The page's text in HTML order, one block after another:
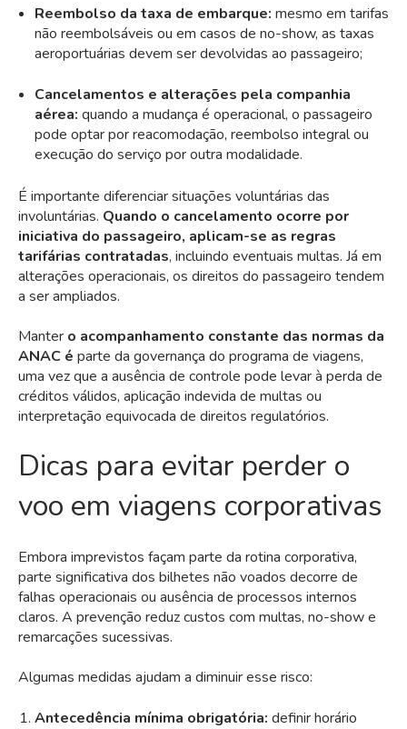
Reembolso da taxa de embarque: mesmo em tarifas
não reembolsáveis ou em casos de no-show, as taxas
aeroportuárias devem ser devolvidas ao passageiro;
Cancelamentos e alterações pela companhia
aérea: quando a mudança é operacional, o passageiro
pode optar por reacomodação, reembolso integral ou
execução do serviço por outra modalidade.
É importante diferenciar situações voluntárias das
involuntárias. Quando o cancelamento ocorre por
iniciativa do passageiro, aplicam-se as regras
tarifárias contratadas, incluindo eventuais multas. Já em
alterações operacionais, os direitos do passageiro tendem
a ser ampliados.
Manter o acompanhamento constante das normas da
ANAC é parte da governança do programa de viagens,
uma vez que a ausência de controle pode levar à perda de
créditos válidos, aplicação indevida de multas ou
interpretação equivocada de direitos regulatórios.
Dicas para evitar perder o
voo em viagens corporativas
Embora imprevistos façam parte da rotina corporativa,
parte significativa dos bilhetes não voados decorre de
falhas operacionais ou ausência de processos internos
claros. A prevenção reduz custos com multas, no-show e
remarcações sucessivas.
Algumas medidas ajudam a diminuir esse risco:
Antecedência mínima obrigatória: definir horário